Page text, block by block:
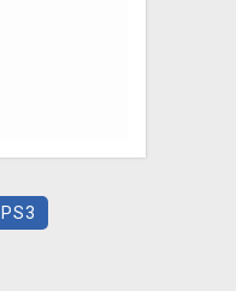
PS3